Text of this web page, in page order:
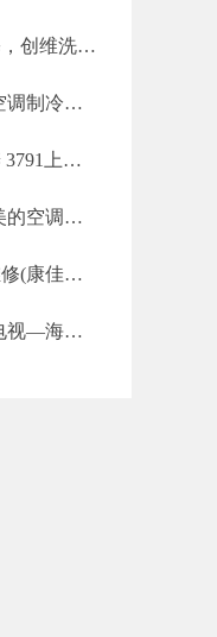
创维洗衣
调制冷效
上海
的空调维
(康佳中
视—海尔